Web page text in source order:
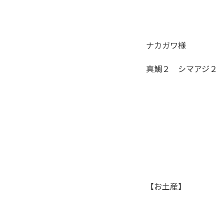
ナカガワ様
真鯛２ シマアジ２
【お土産】